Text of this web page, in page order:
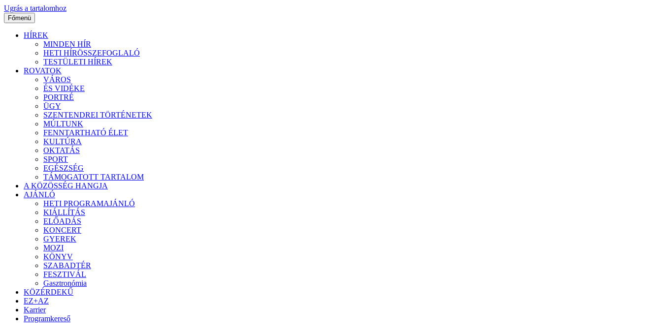
Ugrás a tartalomhoz
Főmenü
HÍREK
MINDEN HÍR
HETI HÍRÖSSZEFOGLALÓ
TESTÜLETI HÍREK
ROVATOK
VÁROS
ÉS VIDÉKE
PORTRÉ
ÜGY
SZENTENDREI TÖRTÉNETEK
MÚLTUNK
FENNTARTHATÓ ÉLET
KULTÚRA
OKTATÁS
SPORT
EGÉSZSÉG
TÁMOGATOTT TARTALOM
A KÖZÖSSÉG HANGJA
AJÁNLÓ
HETI PROGRAMAJÁNLÓ
KIÁLLÍTÁS
ELŐADÁS
KONCERT
GYEREK
MOZI
KÖNYV
SZABADTÉR
FESZTIVÁL
Gasztronómia
KÖZÉRDEKŰ
EZ+AZ
Karrier
Programkereső